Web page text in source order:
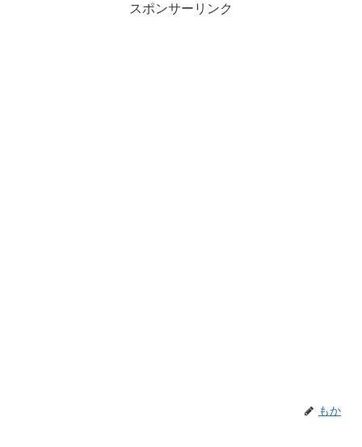
スポンサーリンク
もか